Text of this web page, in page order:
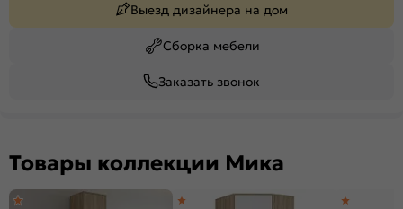
Выезд дизайнера на дом
Сборка мебели
Заказать звонок
Товары коллекции Мика